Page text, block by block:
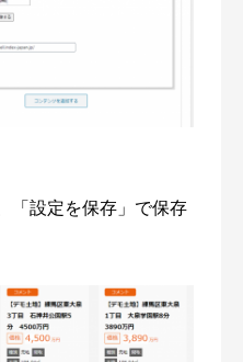
「設定を保存」で保存